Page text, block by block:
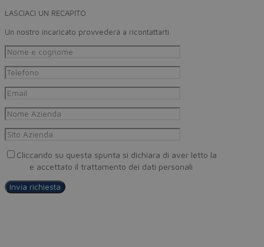
LASCIACI UN RECAPITO
Un nostro incaricato provvederà a ricontattarti
Cliccando su questa spunta si dichiara di aver letto la
e accettato il trattamento dei dati personali